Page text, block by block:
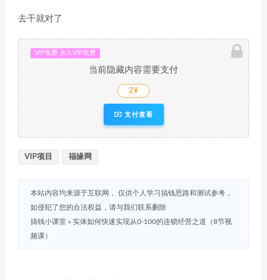
去干就对了
VIP免费 永久VIP免费
当前隐藏内容需要支付
2¥
支付查看
VIP项目 福缘网
本站内容均来源于互联网， 仅供个人学习搞钱思路和测试参考，
如侵犯了您的合法权益，请与我们联系删除
搞钱小课堂 » 实体如何快速实现从0-100的连锁经营之道（8节视
频课）